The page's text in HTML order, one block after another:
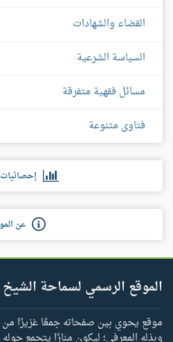
القضاء والشهادات
السياسة الشرعية
مسائل فقهية متفرقة
فتاوى متنوعة
إحصائيات
عن
الموقع الرسمي لسماحة الشيخ
موقع يحوي بين صفحاته جمعًا غزيرًا من
وبذله المعرفي؛ ليكون منارًا يتجمع